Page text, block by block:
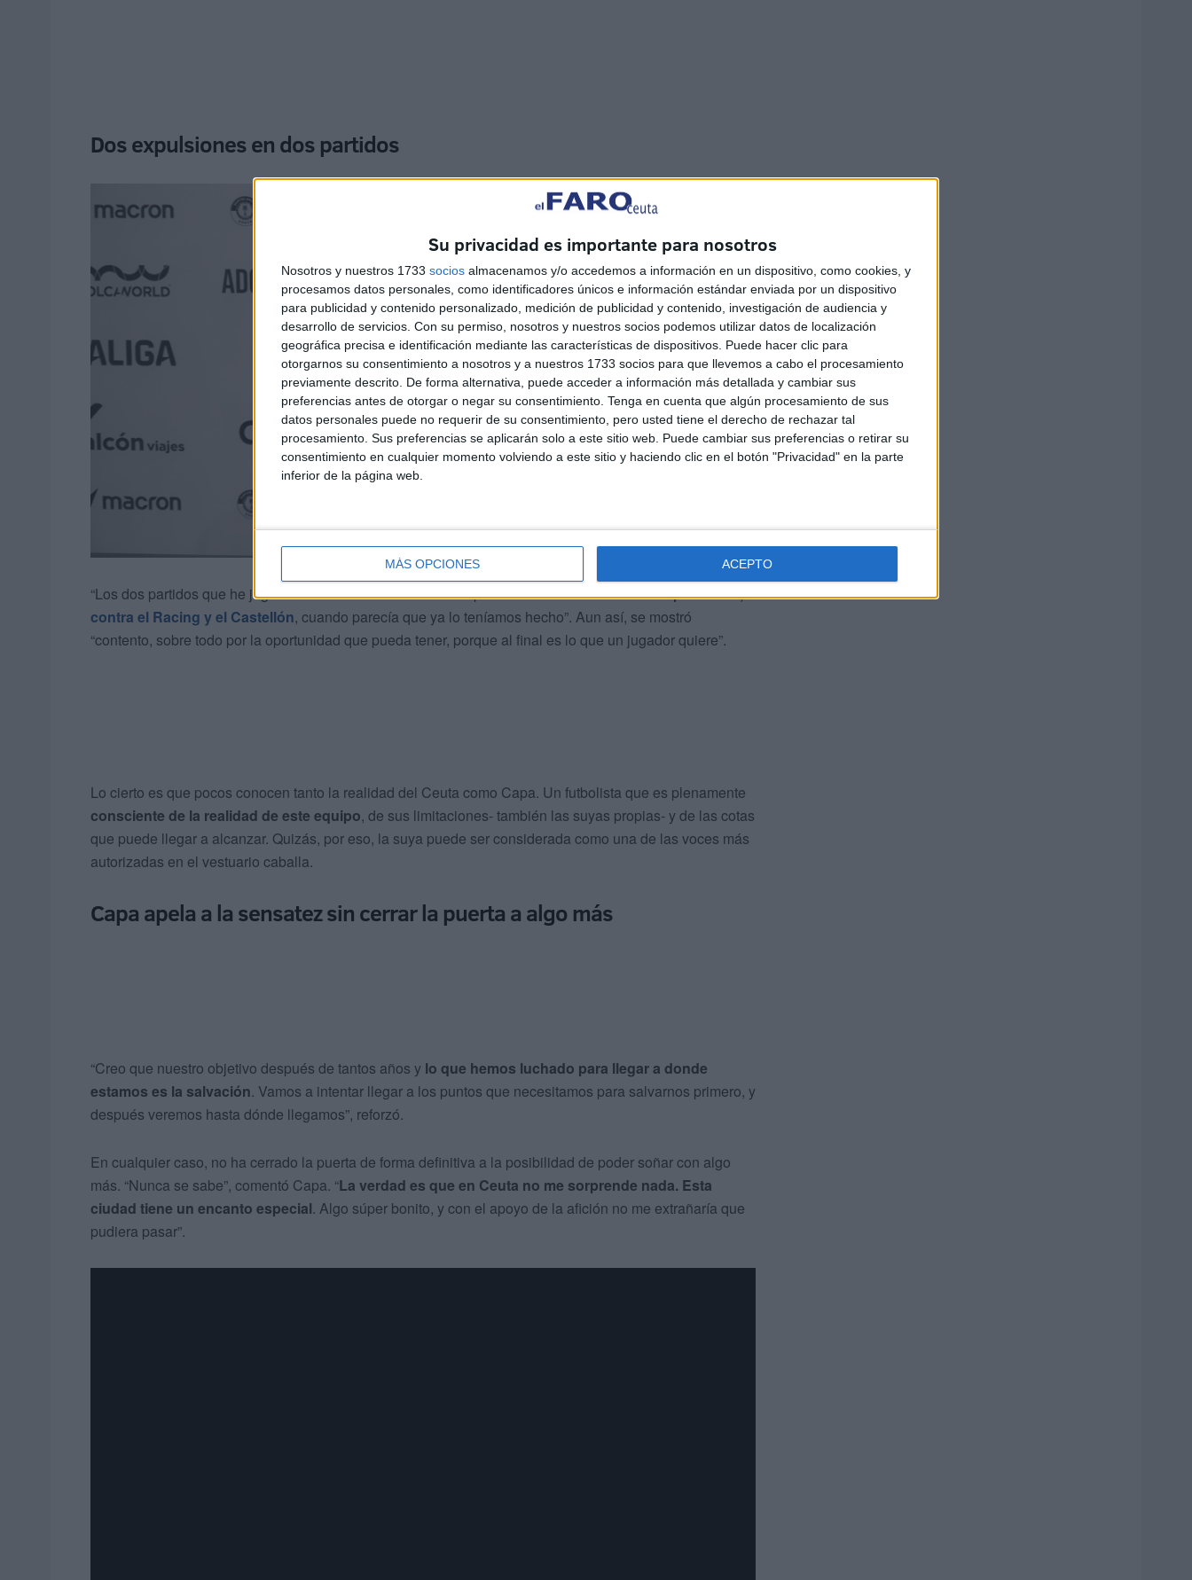
Su privacidad es importante para nosotros
Nosotros y nuestros 1733 socios almacenamos y/o accedemos a información en un dispositivo, como cookies, y
procesamos datos personales, como identificadores únicos e información estándar enviada por un dispositivo
para publicidad y contenido personalizado, medición de publicidad y contenido, investigación de audiencia y
desarrollo de servicios. Con su permiso, nosotros y nuestros socios podemos utilizar datos de localización
geográfica precisa e identificación mediante las características de dispositivos. Puede hacer clic para
otorgarnos su consentimiento a nosotros y a nuestros 1733 socios para que llevemos a cabo el procesamiento
previamente descrito. De forma alternativa, puede acceder a información más detallada y cambiar sus
preferencias antes de otorgar o negar su consentimiento. Tenga en cuenta que algún procesamiento de sus
datos personales puede no requerir de su consentimiento, pero usted tiene el derecho de rechazar tal
procesamiento. Sus preferencias se aplicarán solo a este sitio web. Puede cambiar sus preferencias o retirar su
consentimiento en cualquier momento volviendo a este sitio y haciendo clic en el botón "Privacidad" en la parte
inferior de la página web.
MÁS OPCIONES ACEPTO
Dos expulsiones en dos partidos
“Los dos partidos que he jugado como titular se han dado un poco extraños.Los dos con expulsiones,
contra el Racing y el Castellón, cuando parecía que ya lo teníamos hecho”. Aun así, se mostró
“contento, sobre todo por la oportunidad que pueda tener, porque al final es lo que un jugador quiere”.
Lo cierto es que pocos conocen tanto la realidad del Ceuta como Capa. Un futbolista que es plenamente
consciente de la realidad de este equipo, de sus limitaciones- también las suyas propias- y de las cotas
que puede llegar a alcanzar. Quizás, por eso, la suya puede ser considerada como una de las voces más
autorizadas en el vestuario caballa.
Capa apela a la sensatez sin cerrar la puerta a algo más
“Creo que nuestro objetivo después de tantos años y lo que hemos luchado para llegar a donde
estamos es la salvación. Vamos a intentar llegar a los puntos que necesitamos para salvarnos primero, y
después veremos hasta dónde llegamos”, reforzó.
En cualquier caso, no ha cerrado la puerta de forma definitiva a la posibilidad de poder soñar con algo
más. “Nunca se sabe”, comentó Capa. “La verdad es que en Ceuta no me sorprende nada. Esta
ciudad tiene un encanto especial. Algo súper bonito, y con el apoyo de la afición no me extrañaría que
pudiera pasar”.